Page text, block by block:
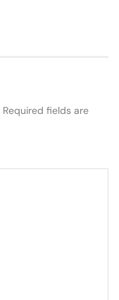
Required fields are